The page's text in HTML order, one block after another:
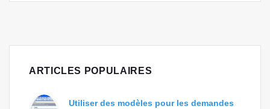
ARTICLES POPULAIRES
Utiliser des modèles pour les demandes